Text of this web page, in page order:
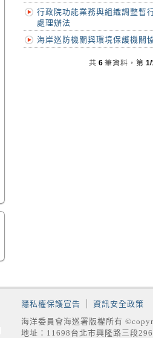
行政院功能業務與組織調整暫
處理辦法
海岸巡防機關與環境保護機關
共 6 筆資料，第
隱私權保護宣告
資訊安全政策
海洋委員會海巡署版權所有
地址：11698台北市興隆路三段